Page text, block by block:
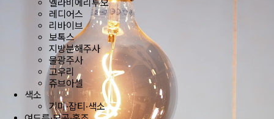
엘라비에리투오
레디어스
리바이브
보톡스
지방분해주사
물광주사
고우리
쥬브아셀
색소
기미·잡티·색소